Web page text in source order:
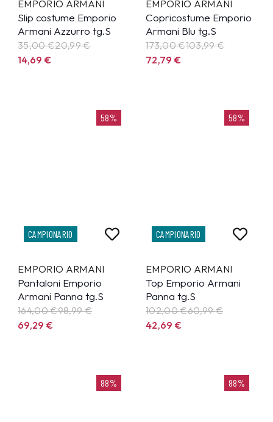
EMPORIO ARMANI
Slip costume Emporio
Armani Azzurro tg.S
35,00 €20,99€
14,69€
EMPORIO ARMANI
Copricostume Emporio
Armani Blu tg.S
173,00 €103,99€
72,79€
58%
CAMPIONARIO
EMPORIO ARMANI
Pantaloni Emporio
Armani Panna tg.S
164,00 €98,99€
69,29€
58%
CAMPIONARIO
EMPORIO ARMANI
Top Emporio Armani
Panna tg.S
102,00 €60,99€
42,69€
88% 88%